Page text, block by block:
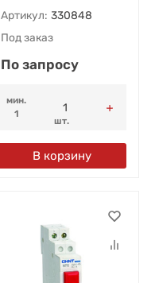
Артикул: 330848
Под заказ
По запросу
мин.
1
шт.
В корзину